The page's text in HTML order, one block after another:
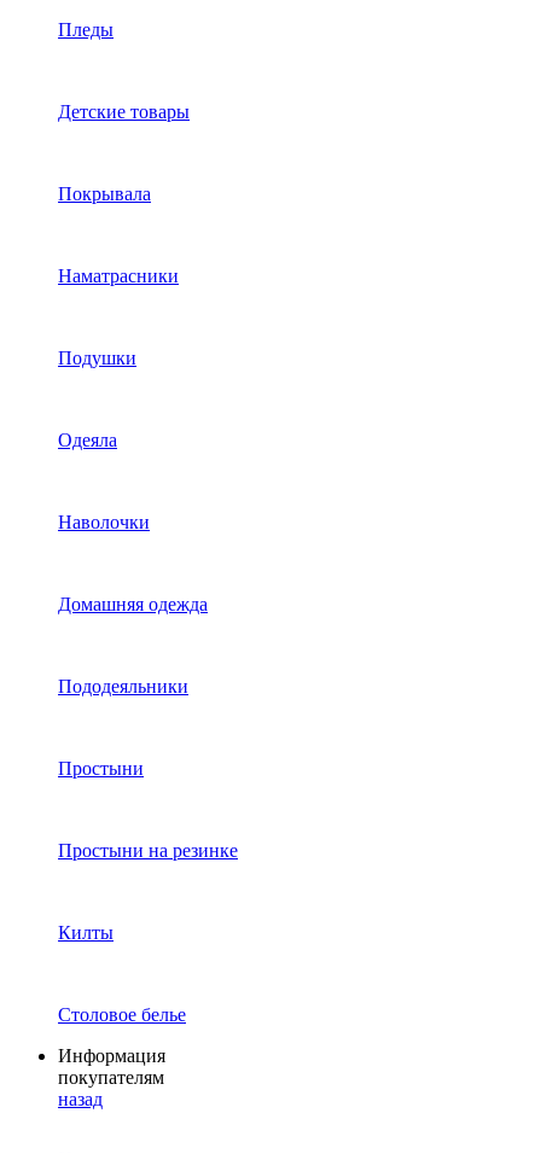
Пледы
Детские товары
Покрывала
Наматрасники
Подушки
Одеяла
Наволочки
Домашняя одежда
Пододеяльники
Простыни
Простыни на резинке
Килты
Столовое белье
Информация
покупателям
назад